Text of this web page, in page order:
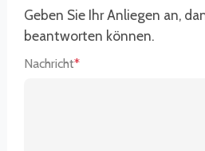
Geben Sie Ihr Anliegen an,
beantworten können.
Nachricht*